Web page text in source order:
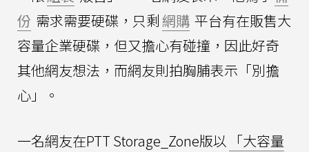
份 需求需要硬碟，只剩網購 平台有在販售大
容量企業硬碟，但又擔心有碰撞，因此好奇
其他網友想法，而網友則拍胸脯表示「別擔
心」。
一名網友在PTT Storage_Zone版以 「大容量